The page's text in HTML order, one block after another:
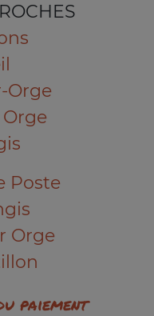
Orge
Poste
Orge
paiement